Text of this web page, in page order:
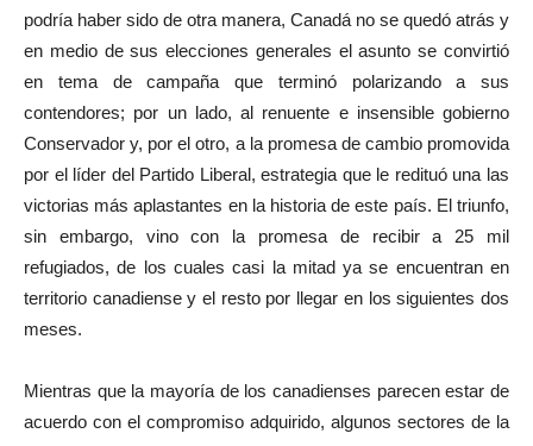
podría haber sido de otra manera, Canadá no se quedó atrás y
en medio de sus elecciones generales el asunto se convirtió
en tema de campaña que terminó polarizando a sus
contendores; por un lado, al renuente e insensible gobierno
Conservador y, por el otro, a la promesa de cambio promovida
por el líder del Partido Liberal, estrategia que le redituó una las
victorias más aplastantes en la historia de este país. El triunfo,
sin embargo, vino con la promesa de recibir a 25 mil
refugiados, de los cuales casi la mitad ya se encuentran en
territorio canadiense y el resto por llegar en los siguientes dos
meses.
Mientras que la mayoría de los canadienses parecen estar de
acuerdo con el compromiso adquirido, algunos sectores de la